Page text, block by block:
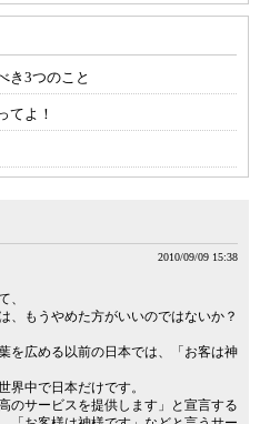
き3つのこと
てよ！
2010/09/09 15:38
、
、もうやめた方がいいのではないか？
を広める以前の日本では、「お客は神
中で日本だけです。
のサービスを提供します」と宣言する